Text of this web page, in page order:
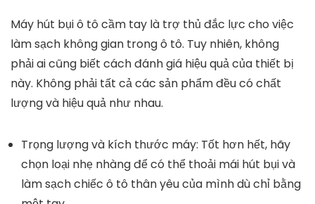
Máy hút bụi ô tô cầm tay là trợ thủ đắc lực cho việc
làm sạch không gian trong ô tô. Tuy nhiên, không
phải ai cũng biết cách đánh giá hiệu quả của thiết bị
này. Không phải tất cả các sản phẩm đều có chất
lượng và hiệu quả như nhau.
Trọng lượng và kích thước máy: Tốt hơn hết, hãy
chọn loại nhẹ nhàng để có thể thoải mái hút bụi và
làm sạch chiếc ô tô thân yêu của mình dù chỉ bằng